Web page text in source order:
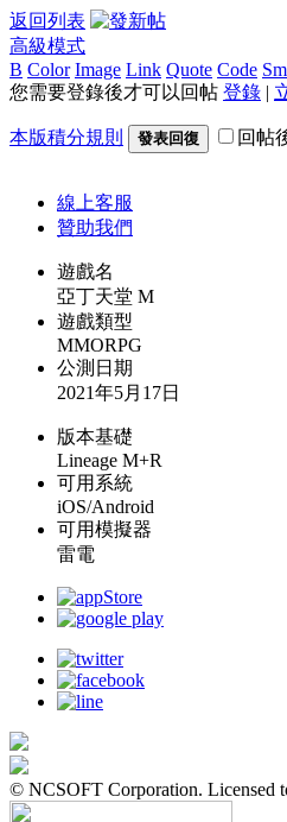
返回列表
高級模式
B Color Image Link Quote Code
您需要登錄後才可以回帖 登錄 |
本版積分規則 發表回復 回帖
線上客服
贊助我們
遊戲名
亞丁天堂 M
遊戲類型
MMORPG
公測日期
2021年5月17日
版本基礎
Lineage M+R
可用系統
iOS/Android
可用模擬器
雷電
© NCSOFT Corporation. Licensed